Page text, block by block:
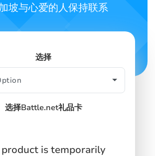
坡与心爱的人保持联系
选择
选择Battle.net礼品卡
is temporarily